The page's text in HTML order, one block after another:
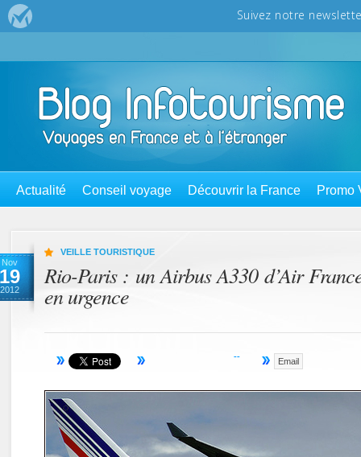
Actualité Conseil voyage Découvrir la France Promo
Nov
19
2012
VEILLE TOURISTIQUE
Rio-Paris : un Airbus A330 d’Air
en urgence
Email